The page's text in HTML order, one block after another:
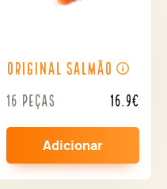
Original Salmão
16 peças 16.9€
Adicionar